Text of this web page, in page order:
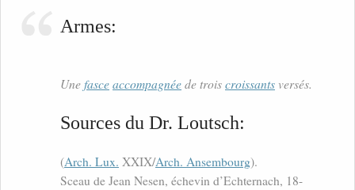
Armes:
Unefasceaccompagnéede troiscroissants versés.
Sources du Dr. Loutsch:
(Arch. Lux. XXIX/Arch. Ansembourg).
Sceau de Jean Nesen, échevin d’Echternach, 18-